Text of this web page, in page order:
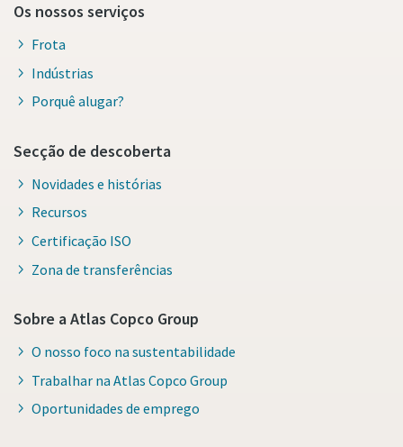
Os nossos serviços
Frota
Indústrias
Porquê alugar?
Secção de descoberta
Novidades e histórias
Recursos
Certificação ISO
Zona de transferências
Sobre a Atlas Copco Group
O nosso foco na sustentabilidade
Trabalhar na Atlas Copco Group
Oportunidades de emprego